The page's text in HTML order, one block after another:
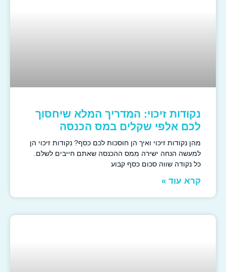
נקודות זיכוי: המדריך המלא שיחסוך
לכם אלפי שקלים במס הכנסה
מהן נקודות זיכוי ואיך הן חוסכות לכם כסף? נקודות זיכוי הן
למעשה הנחה ישירה ממס ההכנסה שאתם חייבים לשלם.
כל נקודה שווה סכום כסף קבוע
קרא עוד »